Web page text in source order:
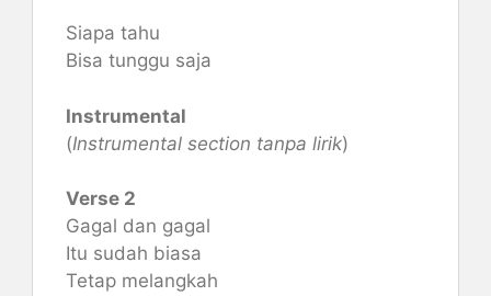
Siapa tahu
Bisa tunggu saja
Instrumental
(Instrumental section tanpa lirik)
Verse 2
Gagal dan gagal
Itu sudah biasa
Tetap melangkah